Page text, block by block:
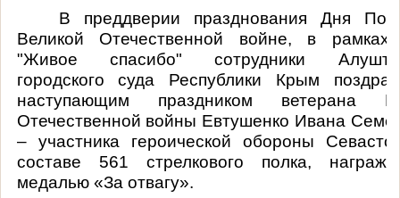
В преддверии празднования Дня
Великой Отечественной войне, в рамках
"Живое спасибо" сотрудники
городского суда Республики Крым
наступающим праздником ветерана
Отечественной войны Евтушенко Ивана
– участника героической обороны
составе 561 стрелкового полка,
медалью «За отвагу».